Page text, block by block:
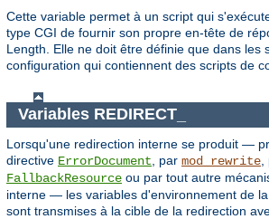
Cette variable permet à un script qui
type CGI de fournir son propre en-tête de
Length. Elle ne doit être définie que dans les
configuration qui contiennent des scripts de
Variables REDIRECT_
Lorsqu'une redirection interne se produit —
directive ErrorDocument , par mod_rewrite
FallbackResource ou par tout autre
interne — les variables d'environnement de
sont transmises à la cible de la redirection